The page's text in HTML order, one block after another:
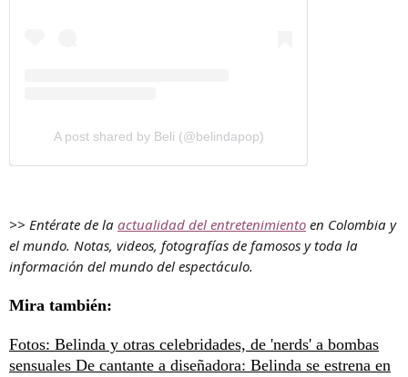
A post shared by Beli (@belindapop)
>> Entérate de la actualidad del entretenimiento en Colombia y
el mundo. Notas, videos, fotografías de famosos y toda la
información del mundo del espectáculo.
Mira también:
Fotos: Belinda y otras celebridades, de 'nerds' a bombas
sensuales De cantante a diseñadora: Belinda se estrena en